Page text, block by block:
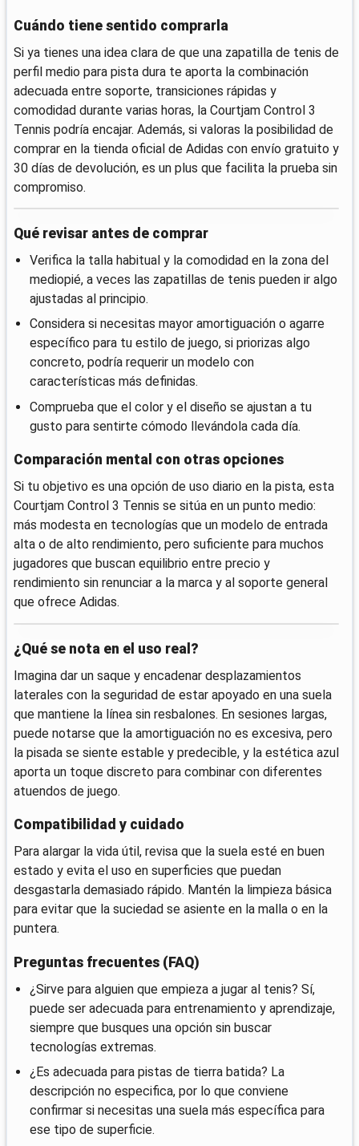
Cuándo tiene sentido comprarla
Si ya tienes una idea clara de que una zapatilla de tenis de
perfil medio para pista dura te aporta la combinación
adecuada entre soporte, transiciones rápidas y
comodidad durante varias horas, la Courtjam Control 3
Tennis podría encajar. Además, si valoras la posibilidad de
comprar en la tienda oficial de Adidas con envío gratuito y
30 días de devolución, es un plus que facilita la prueba sin
compromiso.
Qué revisar antes de comprar
Verifica la talla habitual y la comodidad en la zona del
mediopié, a veces las zapatillas de tenis pueden ir algo
ajustadas al principio.
Considera si necesitas mayor amortiguación o agarre
específico para tu estilo de juego, si priorizas algo
concreto, podría requerir un modelo con
características más definidas.
Comprueba que el color y el diseño se ajustan a tu
gusto para sentirte cómodo llevándola cada día.
Comparación mental con otras opciones
Si tu objetivo es una opción de uso diario en la pista, esta
Courtjam Control 3 Tennis se sitúa en un punto medio:
más modesta en tecnologías que un modelo de entrada
alta o de alto rendimiento, pero suficiente para muchos
jugadores que buscan equilibrio entre precio y
rendimiento sin renunciar a la marca y al soporte general
que ofrece Adidas.
¿Qué se nota en el uso real?
Imagina dar un saque y encadenar desplazamientos
laterales con la seguridad de estar apoyado en una suela
que mantiene la línea sin resbalones. En sesiones largas,
puede notarse que la amortiguación no es excesiva, pero
la pisada se siente estable y predecible, y la estética azul
aporta un toque discreto para combinar con diferentes
atuendos de juego.
Compatibilidad y cuidado
Para alargar la vida útil, revisa que la suela esté en buen
estado y evita el uso en superficies que puedan
desgastarla demasiado rápido. Mantén la limpieza básica
para evitar que la suciedad se asiente en la malla o en la
puntera.
Preguntas frecuentes (FAQ)
¿Sirve para alguien que empieza a jugar al tenis? Sí,
puede ser adecuada para entrenamiento y aprendizaje,
siempre que busques una opción sin buscar
tecnologías extremas.
¿Es adecuada para pistas de tierra batida? La
descripción no especifica, por lo que conviene
confirmar si necesitas una suela más específica para
ese tipo de superficie.